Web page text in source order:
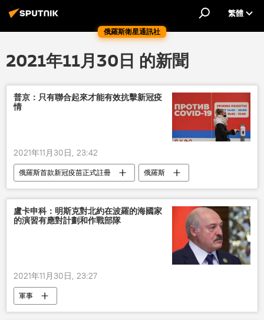
俄羅斯衛星通訊社
繁體
2021年11月30日 的新聞
普京：只有聯合起來才能有效抗擊新冠疫
情
2021年11月30日, 23:42
俄羅斯首款新冠疫苗正式註冊
俄羅斯
新型肺炎疫情
普京 抗擊新冠
盧卡申科：明斯克對北約在波羅的海國家
的演習有應對計劃和作戰部隊
2021年11月30日, 23:27
軍事